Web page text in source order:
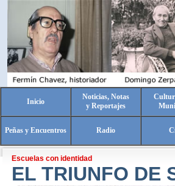
Inicio
Noticias, Notas
y Reportajes
Peñas y Encuentros Radio
Escuelas con identidad
EL TRIUNFO DE